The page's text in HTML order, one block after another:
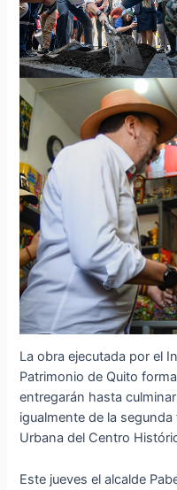
La obra ejecutada por el
Patrimonio de Quito
entregarán hasta
igualmente de la
Urbana del Centro
Este jueves el alcalde